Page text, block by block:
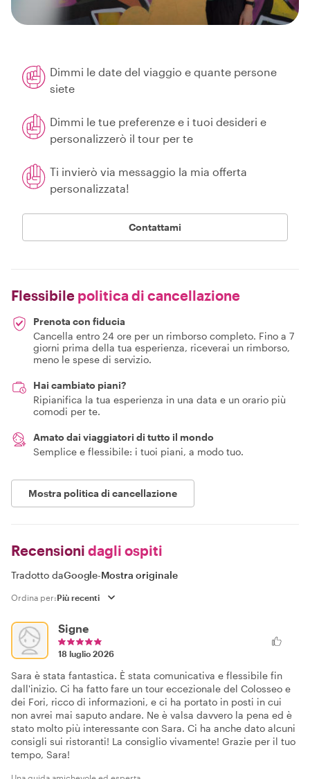
Dimmi le date del viaggio e quante persone
siete
Dimmi le tue preferenze e i tuoi desideri e
personalizzerò il tour per te
Ti invierò via messaggio la mia offerta
personalizzata!
Contattami
Flessibile politica di cancellazione
Prenota con fiducia
Cancella entro 24 ore per un rimborso completo. Fino a 7
giorni prima della tua esperienza, riceverai un rimborso,
meno le spese di servizio.
Hai cambiato piani?
Ripianifica la tua esperienza in una data e un orario più
comodi per te.
Amato dai viaggiatori di tutto il mondo
Semplice e flessibile: i tuoi piani, a modo tuo.
Mostra politica di cancellazione
Recensioni dagli ospiti
Tradotto daGoogle-Mostra originale
Ordina per:
Signe
18 luglio 2026
Sara è stata fantastica. È stata comunicativa e flessibile fin
dall'inizio. Ci ha fatto fare un tour eccezionale del Colosseo e
dei Fori, ricco di informazioni, e ci ha portato in posti in cui
non avrei mai saputo andare. Ne è valsa davvero la pena ed è
stato molto più interessante con Sara. Ci ha anche dato alcuni
consigli sui ristoranti! La consiglio vivamente! Grazie per il tuo
tempo, Sara!